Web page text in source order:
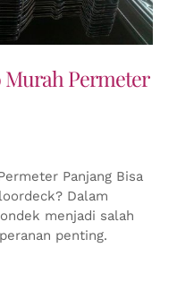
Murah Permeter
Panjang Bisa
Dalam
menjadi salah
penting.